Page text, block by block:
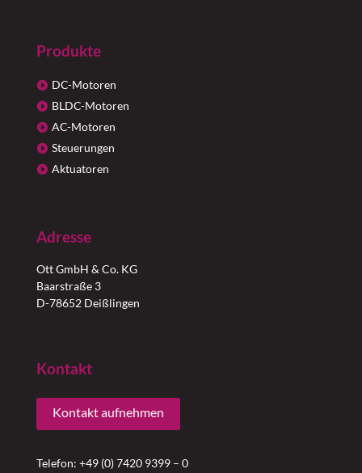
Produkte
DC-Motoren
BLDC-Motoren
AC-Motoren
Steuerungen
Aktuatoren
Adresse
Ott GmbH & Co. KG
Baarstraße 3
D-78652 Deißlingen
Kontakt
Kontakt aufnehmen
Telefon: +49 (0) 7420 9399 – 0